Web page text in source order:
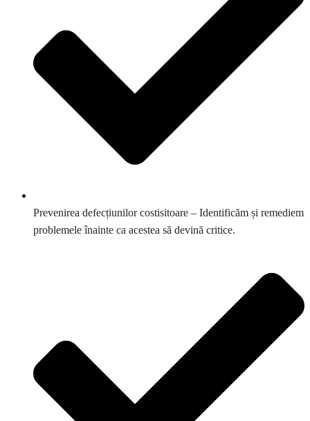
Prevenirea defecțiunilor costisitoare – Identificăm și remediem
problemele înainte ca acestea să devină critice.